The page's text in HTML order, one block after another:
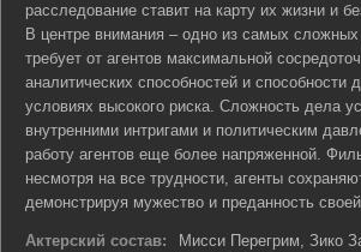
расследование ставит на карту их жизни и
В центре внимания – одно из самых
требует от агентов максимальной
аналитических способностей и способности
условиях высокого риска. Сложность дела
внутренними интригами и политическим
работу агентов еще более напряженной.
несмотря на все трудности, агенты
демонстрируя мужество и преданность
Актерский состав:
Мисси Перегрим, Зико